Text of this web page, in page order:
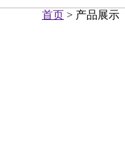
首页 > 产品展示